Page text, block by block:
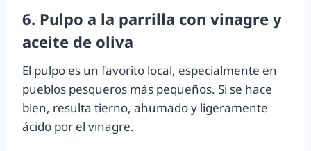
6. Pulpo a la parrilla con vinagre y
aceite de oliva
El pulpo es un favorito local, especialmente en
pueblos pesqueros más pequeños. Si se hace
bien, resulta tierno, ahumado y ligeramente
ácido por el vinagre.